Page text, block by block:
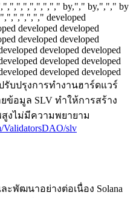
by,"," by,","," by
developed
developed developed
developed developed
developed developed
developed developed
developed developed
รับปรุงการทํางานฮาร์ดแวร์
ข้อมูล SLV ทําให้การสร้าง
งไม่มีความพยายาม
ValidatorsDAO/slv
พัฒนาอย่างต่อเนื่อง Solana